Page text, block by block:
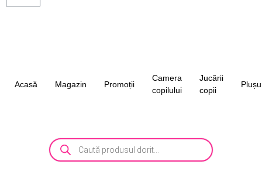
Acasă Magazin Promoții
Camera
copilului
Jucării
copii